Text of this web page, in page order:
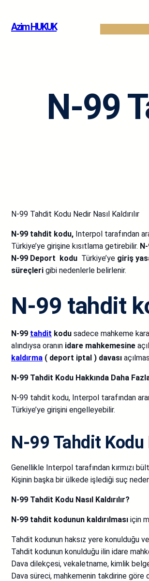
geçAzim HUKUK
N-99
N-99 Tahdit Kodu Nedir Nasıl Kaldırılır
N-99 tahdit kodu, Interpol tarafından
Türkiye’ye girişine kısıtlama getirebilir.
N-99 Deport kodu Türkiye’ye giriş
süreçleri gibi nedenlerle belirlenir.
N-99 tahdit
N-99 tahdit kodu sadece mahkeme
alındıysa oranın idare mahkemesine
kaldırma ( deport iptal ) davası
N-99 Tahdit Kodu Hakkında Daha
N-99 tahdit kodu, Interpol tarafından
Türkiye’ye girişini engelleyebilir.
N-99 Tahdit
Genellikle Interpol tarafından kırmızı
Kişinin başka bir ülkede işlediği suç
N-99 Tahdit Kodu Nasıl Kaldırılır?
N-99 tahdit kodunun kaldırılması için
Tahdit kodunun haksız yere konulduğu
Tahdit kodunun konulduğu ilin idare
Dava dilekçesi, vekaletname, kimlik
Dava süreci, mahkemenin takdirine